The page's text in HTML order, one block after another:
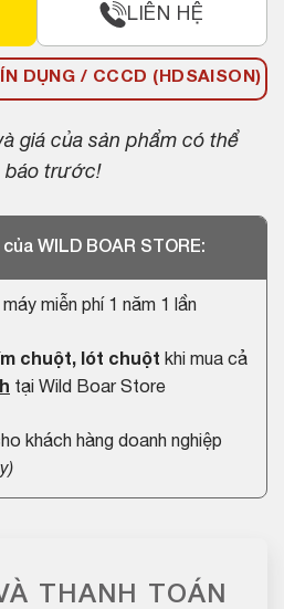
LIÊN HỆ
DỤNG / CCCD (HDSAISON)
giá của sản phẩm có thể
báo trước!
WILD BOAR STORE:
miễn phí 1 năm 1 lần
chuột, lót chuột khi mua cả
tại Wild Boar Store
khách hàng doanh nghiệp
)
THANH TOÁN